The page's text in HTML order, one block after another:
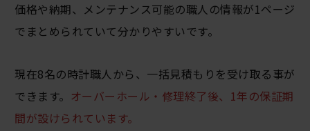
価格や納期、メンテナンス可能の職人の情報が1ページ
でまとめられていて分かりやすいです。
現在8名の時計職人から、一括見積もりを受け取る事が
できます。 オーバーホール・修理終了後、1年の保証期
間が設けられています。